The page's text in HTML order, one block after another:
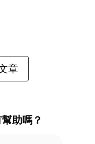
章
助嗎？